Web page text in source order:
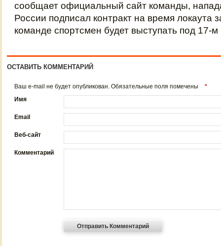
сообщает официальный сайт команды,
России подписал контракт на время локаута
команде спортсмен будет выступать под 17-
ОСТАВИТЬ КОММЕНТАРИЙ
Ваш e-mail не будет опубликован. Обязательные поля помечены
*
Имя
Email
Веб-сайт
Комментарий